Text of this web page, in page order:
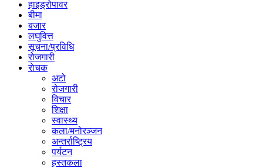
हाइड्रोपावर
बीमा
बजार
लघुवित्त
सूचना/प्रविधि
रोजगारी
राेचक
अटो
रोजगारी
विचार
शिक्षा
स्वास्थ्य
कला/मनोरञ्जन
अन्तर्राष्ट्रिय
पर्यटन
हस्तकला